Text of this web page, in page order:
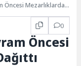
Öncesi Mezarlıklarda
0
Öncesi